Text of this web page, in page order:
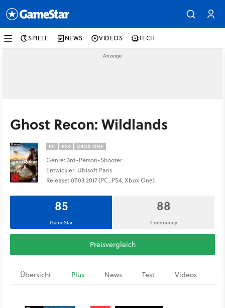
SPIELE NEWS VIDEOS TECH
Ghost Recon: Wildlands
PC PS4 XBOX ONE
Genre: 3rd-Person-Shooter
Entwickler: Ubisoft Paris
Release: 07.03.2017 (PC, PS4, Xbox One)
85
GameStar
88
Community
Preisvergleich
Übersicht Plus News Test Videos